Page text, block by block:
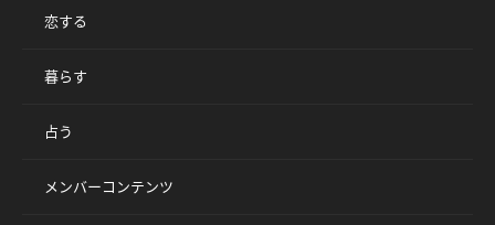
恋する
暮らす
占う
メンバーコンテンツ